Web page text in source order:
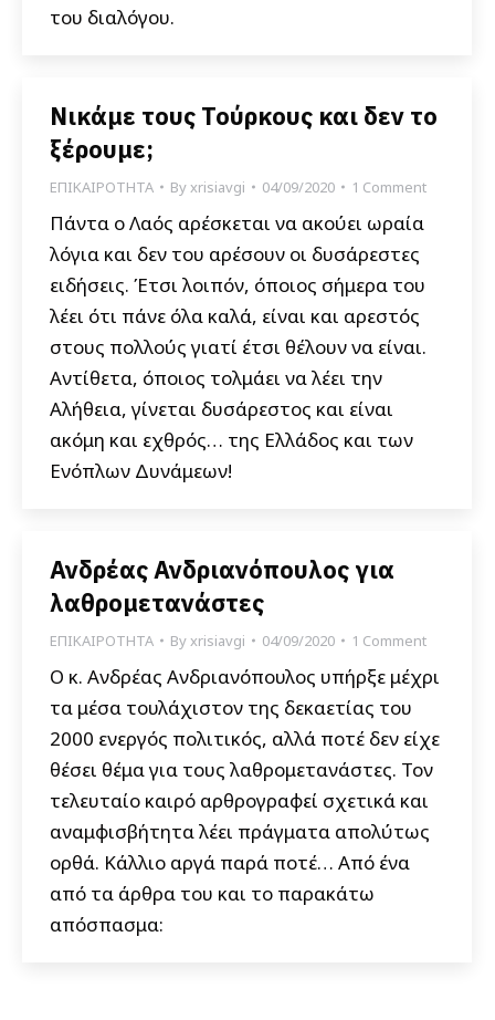
του διαλόγου.
Νικάμε τους Τούρκους και δεν το
ξέρουμε;
ΕΠΙΚΑΙΡΟΤΗΤΑ Byxrisiavgi 04/09/2020 1 Comment
Πάντα ο Λαός αρέσκεται να ακούει ωραία
λόγια και δεν του αρέσουν οι δυσάρεστες
ειδήσεις. Έτσι λοιπόν, όποιος σήμερα του
λέει ότι πάνε όλα καλά, είναι και αρεστός
στους πολλούς γιατί έτσι θέλουν να είναι.
Αντίθετα, όποιος τολμάει να λέει την
Αλήθεια, γίνεται δυσάρεστος και είναι
ακόμη και εχθρός… της Ελλάδος και των
Ενόπλων Δυνάμεων!
Ανδρέας Ανδριανόπουλος για
λαθρομετανάστες
ΕΠΙΚΑΙΡΟΤΗΤΑ Byxrisiavgi 04/09/2020 1 Comment
Ο κ. Ανδρέας Ανδριανόπουλος υπήρξε μέχρι
τα μέσα τουλάχιστον της δεκαετίας του
2000 ενεργός πολιτικός, αλλά ποτέ δεν είχε
θέσει θέμα για τους λαθρομετανάστες. Τον
τελευταίο καιρό αρθρογραφεί σχετικά και
αναμφισβήτητα λέει πράγματα απολύτως
ορθά. Κάλλιο αργά παρά ποτέ… Από ένα
από τα άρθρα του και το παρακάτω
απόσπασμα: